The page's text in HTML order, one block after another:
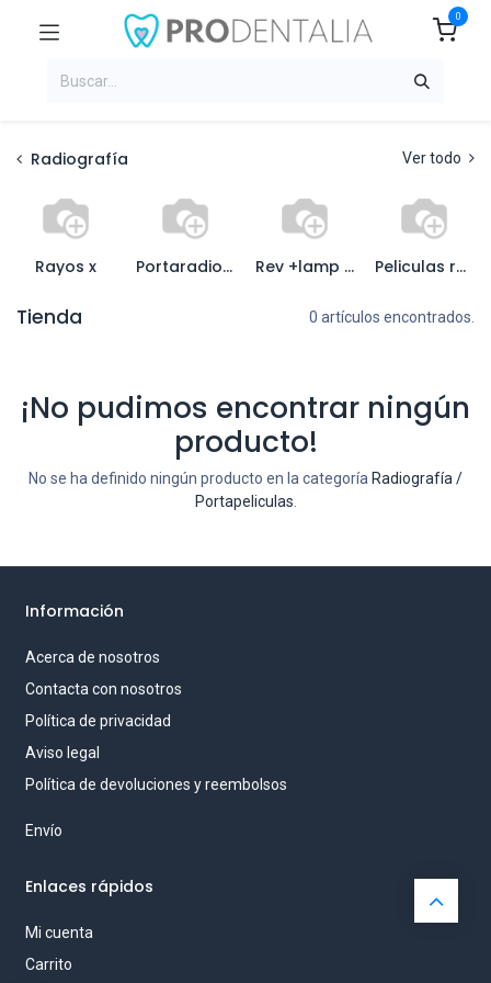
0
Radiografía Ver todo
Rayos x Portaradiografia y colgad Rev +lamp inatinica+chas Peliculas radiograficas
Tienda 0 artículos encontrados.
¡No pudimos encontrar ningún
producto!
No se ha definido ningún producto en la categoría Radiografía /
Portapeliculas
Información
Acerca de nosotros
Contacta con nosotros
Política de privacidad
Aviso legal
Política de devoluciones y reembolsos
Envío
Enlaces rápidos
Mi cuenta
Carrito